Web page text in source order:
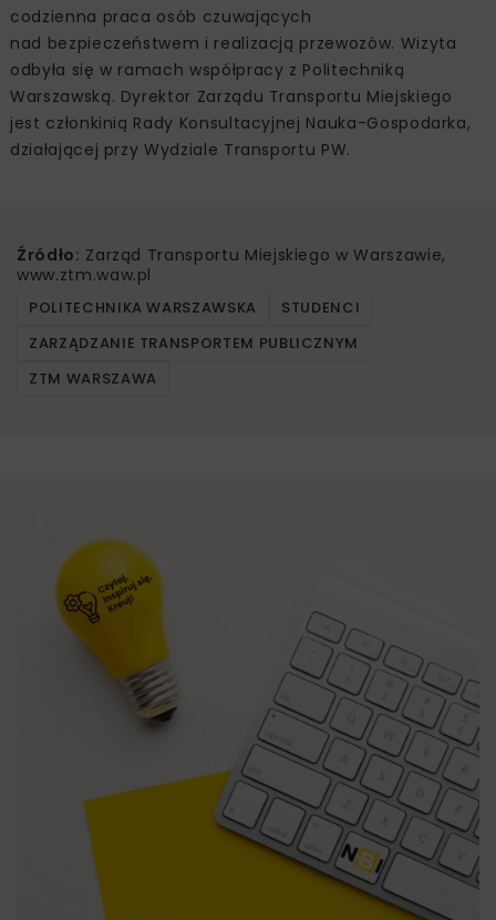
codzienna praca osób czuwających
nad bezpieczeństwem i realizacją przewozów. Wizyta
odbyła się w ramach współpracy z Politechniką
Warszawską. Dyrektor Zarządu Transportu Miejskiego
jest członkinią Rady Konsultacyjnej Nauka-Gospodarka,
działającej przy Wydziale Transportu PW.
Źródło: Zarząd Transportu Miejskiego w Warszawie,
www.ztm.waw.pl
POLITECHNIKA WARSZAWSKA
STUDENCI
ZARZĄDZANIE TRANSPORTEM PUBLICZNYM
ZTM WARSZAWA